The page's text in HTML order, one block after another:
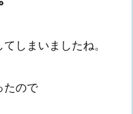
しまいましたね。
たので